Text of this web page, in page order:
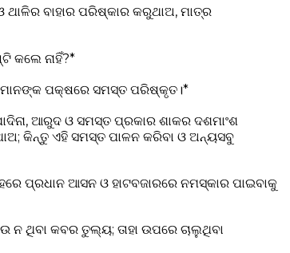
ଥାଳିର ବାହାର ପରିଷ୍କାର କରୁଥାଅ, ମାତ୍ର
କଲେ ନାହିଁ?*
ପକ୍ଷରେ ସମସ୍ତ ପରିଷ୍କୃତ।*
ଆରୁଦ ଓ ସମସ୍ତ ପ୍ରକାର ଶାକର ଦଶମାଂଶ
କିନ୍ତୁ ଏହି ସମସ୍ତ ପାଳନ କରିବା ଓ ଅନ୍ୟସବୁ
ପ୍ରଧାନ ଆସନ ଓ ହାଟବଜାରରେ ନମସ୍କାର ପାଇବାକୁ
ନ ଥିବା କବର ତୁଲ୍ୟ; ତାହା ଉପରେ ଚାଲୁଥିବା